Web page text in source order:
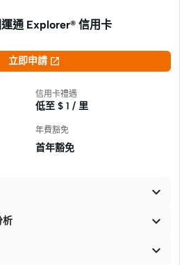
通 Explorer® 信用卡
立即申請 
信用卡禮遇
低至 $ 1 / 里
年費豁免
首年豁免

析 
